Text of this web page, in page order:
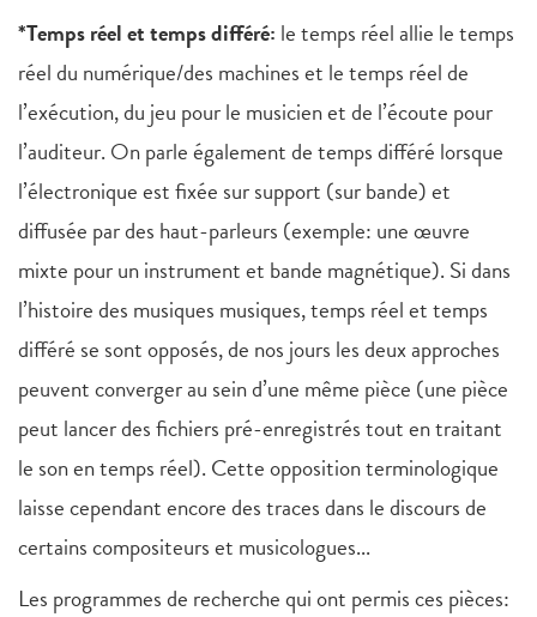
*Temps réel et temps différé: le temps réel allie le temps
réel du numérique/des machines et le temps réel de
l’exécution, du jeu pour le musicien et de l’écoute pour
l’auditeur. On parle également de temps différé lorsque
l’électronique est fixée sur support (sur bande) et
diffusée par des haut-parleurs (exemple: une œuvre
mixte pour un instrument et bande magnétique). Si dans
l’histoire des musiques musiques, temps réel et temps
différé se sont opposés, de nos jours les deux approches
peuvent converger au sein d’une même pièce (une pièce
peut lancer des fichiers pré-enregistrés tout en traitant
le son en temps réel). Cette opposition terminologique
laisse cependant encore des traces dans le discours de
certains compositeurs et musicologues...
Les programmes de recherche qui ont permis ces pièces: